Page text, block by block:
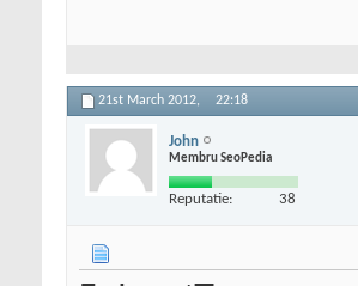
21st March 2012, 22:18
John
Membru SeoPedia
Reputatie: 38